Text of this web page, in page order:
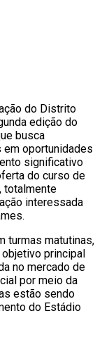
do Distrito
edição do
busca
oportunidades
significativo
do curso de
totalmente
interessada
turmas matutinas,
principal
no mercado de
por meio da
estão sendo
do Estádio